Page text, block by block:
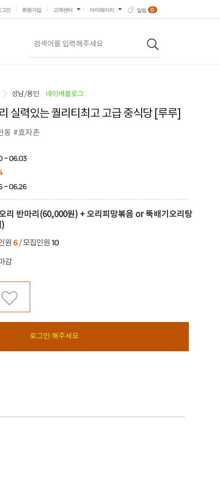
그인 회원가입 고객센터 마이페이지 알림 0
성남/용인 네이버블로그
실력있는 퀄리티최고 고급 중식당 [루루]
동 #효자촌
~ 06.03
~ 06.26
리 반마리(60,000원) + 오리피망볶음 or 뚝배기오리탕
)
원 6 / 모집인원 10
감
로그인 해주세요